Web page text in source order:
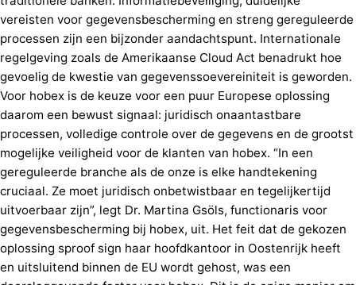
vereisten voor gegevensbescherming en streng gereguleerde
processen zijn een bijzonder aandachtspunt. Internationale
regelgeving zoals de Amerikaanse Cloud Act benadrukt hoe
gevoelig de kwestie van gegevenssoevereiniteit is geworden.
Voor hobex is de keuze voor een puur Europese oplossing
daarom een bewust signaal: juridisch onaantastbare
processen, volledige controle over de gegevens en de grootst
mogelijke veiligheid voor de klanten van hobex. “In een
gereguleerde branche als de onze is elke handtekening
cruciaal. Ze moet juridisch onbetwistbaar en tegelijkertijd
uitvoerbaar zijn”, legt Dr. Martina Gsöls, functionaris voor
gegevensbescherming bij hobex, uit. Het feit dat de gekozen
oplossing sproof sign haar hoofdkantoor in Oostenrijk heeft
en uitsluitend binnen de EU wordt gehost, was een